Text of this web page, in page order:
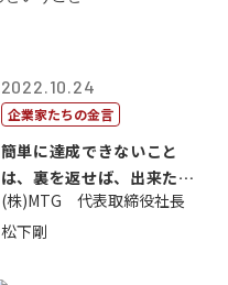
2022.10.24
企業家たちの金言
簡単に達成できないこと
は、裏を返せば、出来たら
価値があるとい...
(株)MTG 代表取締役社長
松下剛